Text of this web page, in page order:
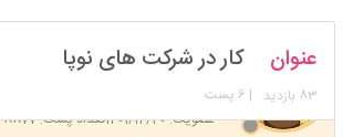
یادگاری_رو_تابلو
عضویت: 1401/12/20 تعداد پست: 8877
عنوان کار در شرکت های نوپا
83 بازدید | 6 پست